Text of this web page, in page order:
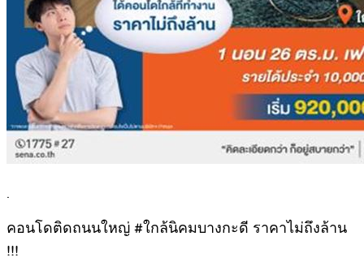
.
คอนโดติดถนนใหญ่ #ใกล้นิคมบางกะดี ราคาไม่ถึงล้าน
!!!